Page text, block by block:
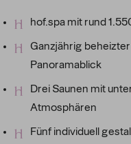
hof.spa mit rund
Ganzjährig
Panoramablick
Drei Saunen mit
Atmosphären
Fünf individuell